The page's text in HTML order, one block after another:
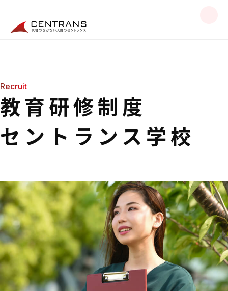
教育研修制度
セントランス学校
Recruit